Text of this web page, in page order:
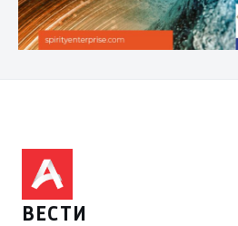
ВЕСТИ